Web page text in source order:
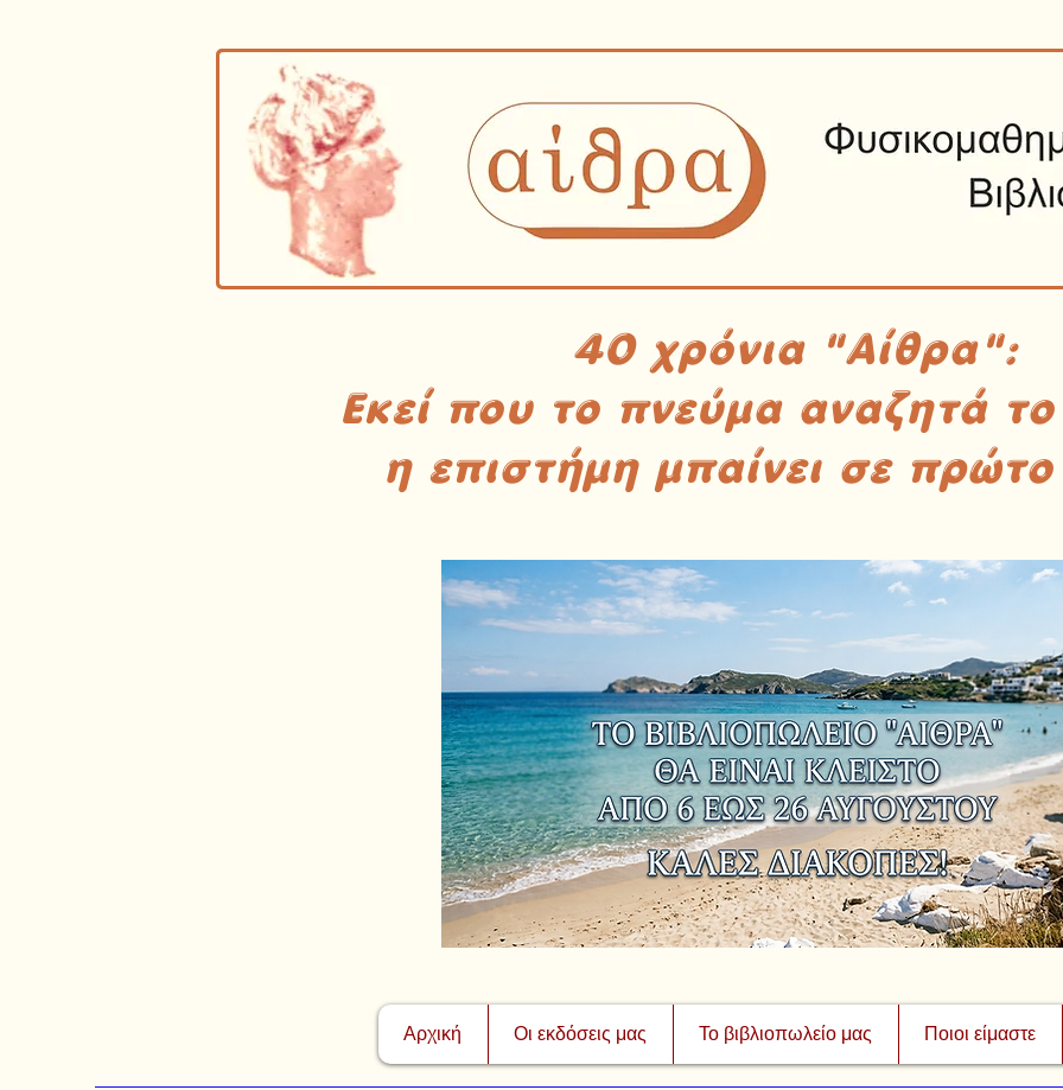
40 χρόνια "Αίθρα":
Εκεί που το πνεύμα αναζητά
η επιστήμη μπαίνει σε
Αρχική Οι εκδόσεις μας Το βιβλιοπωλείο μας Ποιοι είμαστε